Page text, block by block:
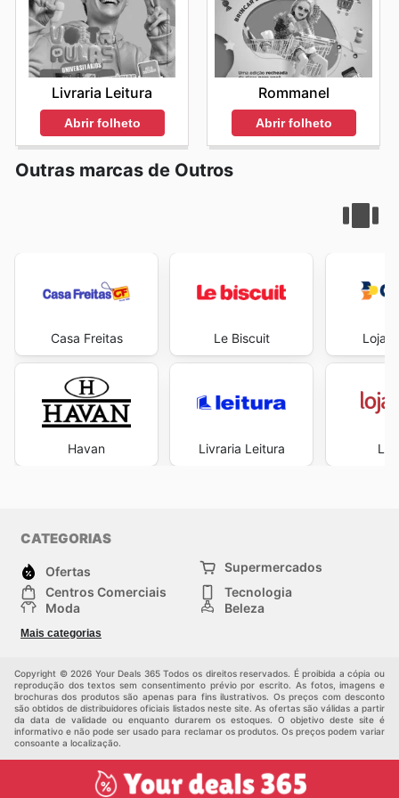
Livraria Leitura
Abrir folheto
Rommanel
Abrir folheto
Outras marcas de Outros
Casa Freitas
Havan
Le Biscuit
Livraria Leitura
Lojas
CATEGORIAS
Ofertas
Supermercados
Centros Comerciais
Tecnologia
Moda
Beleza
Construção e jardinagem
Mais categorias
Copyright © 2026 Your Deals 365 Todos os direitos reservados. É proibida a cópia ou
reprodução dos textos sem consentimento prévio por escrito. As fotos, imagens e
brochuras dos produtos são apenas para fins ilustrativos. Os preços com desconto
são obtidos de distribuidores oficiais listados neste site. As ofertas são válidas a partir
da data de validade ou enquanto durarem os estoques. O objetivo deste site é
informativo e não pode ser usado para reclamar os produtos. Os preços podem variar
consoante a localização.